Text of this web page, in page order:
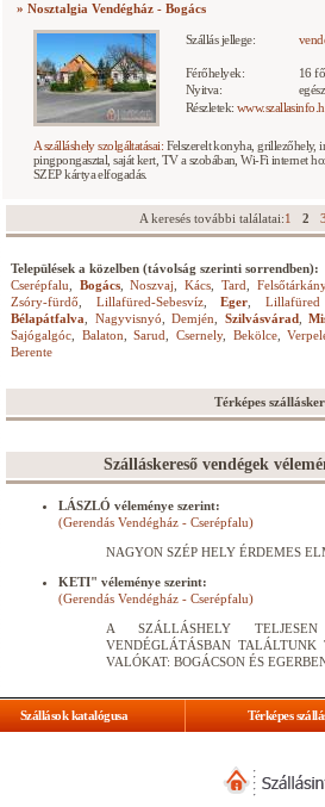
» Nosztalgia Vendégház - Bogács
Szállás jellege:
Férőhelyek:
16 fő
Nyitva:
Részletek:
A szálláshely szolgáltatásai: Felszerelt konyha, grillezőhely,
pingpongasztal, saját kert, TV a szobában, Wi-Fi internet
SZÉP kártya elfogadás.
A keresés további találatai:1 2 3
Települések a közelben (távolság szerinti sorrendben):
Cserépfalu
Bogács,Noszvaj ,Kács Tard Felsőtárkány
Zsóry-fürdő
Lillafüred-Sebesvíz,Eger ,
Bélapátfalva
Nagyvisnyó Demjén Szilvásvárad,
Sajógalgóc
Balaton ,Sarud Csernely, Bekölce,
Berente
Térképes
Szálláskereső vendégek
LÁSZLÓ véleménye szerint:
(Gerendás Vendégház - Cserépfalu)
NAGYON SZÉP HELY ÉRDEMES
KETI" véleménye szerint:
(Gerendás Vendégház - Cserépfalu)
A SZÁLLÁSHELY
VENDÉGLÁTÁSBAN
VALÓKAT: BOGÁCSON ÉS
Szállások katalógusa Térképes